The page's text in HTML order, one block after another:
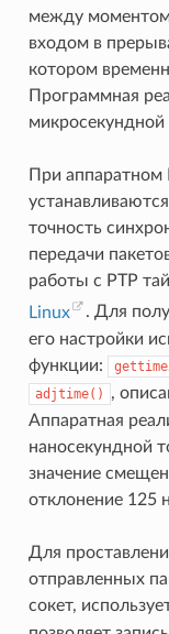
между моментом
входом в
котором
Программная
микросекундной
При аппаратном
точность
передачи
работы с PTP
Linux
. Для
его настройки
функции:
adjtime() ,
Аппаратная
наносекундной
значение
отклонение 125
Для
отправленных
сокет,